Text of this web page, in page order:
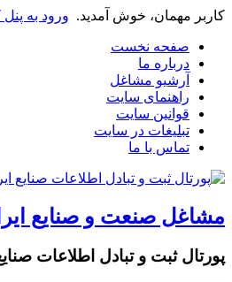
کاربر مهمان، خوش آمدید. ورود به پنل
صفحه نخست
درباره ما
آرشیو مشاغل
راهنمای سایت
قوانین سایت
تبلیغات در سایت
تماس با ما
مشاغل صنعت و صنایع
پورتال ثبت و تبادل اطلاعات